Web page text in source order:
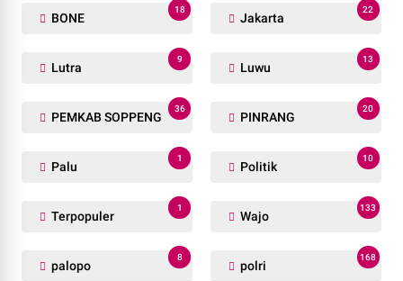
BONE
18
Jakarta
22
Lutra
9
Luwu
13
PEMKAB SOPPENG
36
PINRANG
20
Palu
1
Politik
10
Terpopuler
1
Wajo
133
palopo
8
polri
168